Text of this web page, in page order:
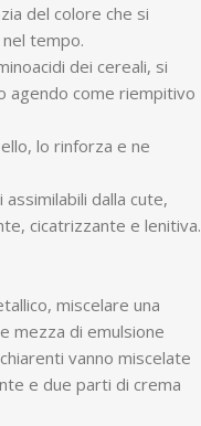
del colore che si
tempo.
dei cereali, si
agendo come riempitivo
lo rinforza e ne
dalla cute,
cicatrizzante e lenitiva.
miscelare una
mezza di emulsione
vanno miscelate
e due parti di crema